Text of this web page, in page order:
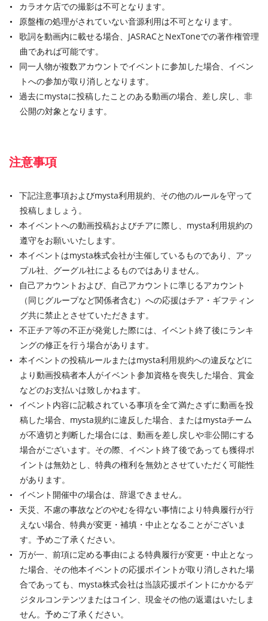
カラオケ店での撮影は不可となります。
原盤権の処理がされていない音源利用は不可となります。
歌詞を動画内に載せる場合、JASRACとNexToneでの著作権管理
曲であれば可能です。
同一人物が複数アカウントでイベントに参加した場合、イベン
トへの参加が取り消しとなります。
過去にmystaに投稿したことのある動画の場合、差し戻し、非
公開の対象となります。
注意事項
下記注意事項およびmysta利用規約、その他のルールを守って
投稿しましょう。
本イベントへの動画投稿およびチアに際し、mysta利用規約の
遵守をお願いいたします。
本イベントはmysta株式会社が主催しているものであり、アッ
プル社、グーグル社によるものではありません。
自己アカウントおよび、自己アカウントに準じるアカウント
（同じグループなど関係者含む）への応援はチア・ギフティン
グ共に禁止とさせていただきます。
不正チア等の不正が発覚した際には、イベント終了後にランキ
ングの修正を行う場合があります。
本イベントの投稿ルールまたはmysta利用規約への違反などに
より動画投稿者本人がイベント参加資格を喪失した場合、賞金
などのお支払いは致しかねます。
イベント内容に記載されている事項を全て満たさずに動画を投
稿した場合、mysta規約に違反した場合、またはmystaチーム
が不適切と判断した場合には、動画を差し戻しや非公開にする
場合がございます。その際、イベント終了後であっても獲得ポ
イントは無効とし、特典の権利を無効とさせていただく可能性
があります。
イベント開催中の場合は、辞退できません。
天災、不慮の事故などのやむを得ない事情により特典履行が行
えない場合、特典が変更・補填・中止となることがございま
す。予めご了承ください。
万が一、前項に定める事由による特典履行が変更・中止となっ
た場合、その他本イベントの応援ポイントが取り消しされた場
合であっても、mysta株式会社は当該応援ポイントにかかるデ
ジタルコンテンツまたはコイン、現金その他の返還はいたしま
せん。予めご了承ください。